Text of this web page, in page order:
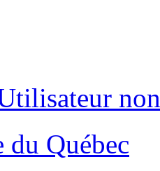
Québec